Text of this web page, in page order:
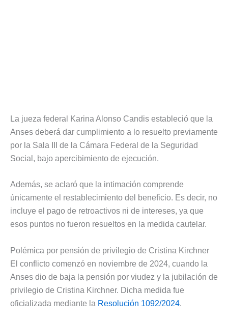
La jueza federal Karina Alonso Candis estableció que la
Anses deberá dar cumplimiento a lo resuelto previamente
por la Sala III de la Cámara Federal de la Seguridad
Social, bajo apercibimiento de ejecución.
Además, se aclaró que la intimación comprende
únicamente el restablecimiento del beneficio. Es decir, no
incluye el pago de retroactivos ni de intereses, ya que
esos puntos no fueron resueltos en la medida cautelar.
Polémica por pensión de privilegio de Cristina Kirchner
El conflicto comenzó en noviembre de 2024, cuando la
Anses dio de baja la pensión por viudez y la jubilación de
privilegio de Cristina Kirchner. Dicha medida fue
oficializada mediante la Resolución 1092/2024.